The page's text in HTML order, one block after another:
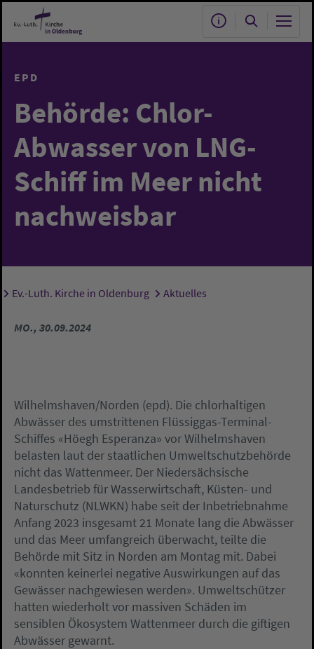
Zum Hauptinhalt springen
EPD
Behörde: Chlor-
Abwasser von LNG-
Schiff im Meer nicht
nachweisbar
Sie sind hier:
Ev.-Luth. Kirche in Oldenburg Aktuelles
MO., 30.09.2024
Wilhelmshaven/Norden (epd). Die chlorhaltigen
Abwässer des umstrittenen Flüssiggas-Terminal-
Schiffes «Höegh Esperanza» vor Wilhelmshaven
belasten laut der staatlichen Umweltschutzbehörde
nicht das Wattenmeer. Der Niedersächsische
Landesbetrieb für Wasserwirtschaft, Küsten- und
Naturschutz (NLWKN) habe seit der Inbetriebnahme
Anfang 2023 insgesamt 21 Monate lang die Abwässer
und das Meer umfangreich überwacht, teilte die
Behörde mit Sitz in Norden am Montag mit. Dabei
«konnten keinerlei negative Auswirkungen auf das
Gewässer nachgewiesen werden». Umweltschützer
hatten wiederholt vor massiven Schäden im
sensiblen Ökosystem Wattenmeer durch die giftigen
Abwässer gewarnt.